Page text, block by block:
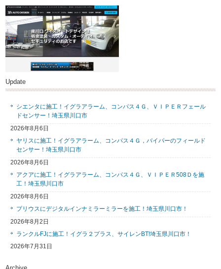
Update
シエンタに施工！イグラアラーム、コンパス４Ｇ、ＶＩＰＥＲフェール
ドセンサー！埼玉県川口市
2026年8月6日
ヤリスに施工！イグラアラーム、コンパス４Ｇ，バイパーのフィールド
センサー！埼玉県川口市
2026年8月6日
アクアに施工！イグラアラーム、コンパス４Ｇ、ＶＩＰＥＲ508Ｄを施
工！埼玉県川口市
2026年8月6日
プリウスにデジタルインナミラーミラーを施工！埼玉県川口市！
2026年8月2日
ランクルFJに施工！イグラ２プラス、サイレンBT!埼玉県川口市！
2026年7月31日